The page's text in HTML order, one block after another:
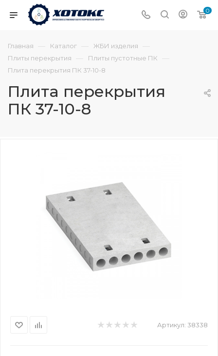
0
Главная — Каталог — ЖБИ изделия —
Плиты перекрытия — Плиты пустотные ПК —
Плита перекрытия ПК 37-10-8
Плита перекрытия
ПК 37-10-8
Артикул: 38338